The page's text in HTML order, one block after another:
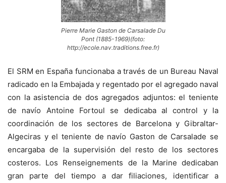
Pierre Marie Gaston de Carsalade Du
Pont (1885-1969)(foto:
http://ecole.nav.traditions.free.fr)
El SRM en España funcionaba a través de un Bureau Naval
radicado en la Embajada y regentado por el agregado naval
con la asistencia de dos agregados adjuntos: el teniente
de navío Antoine Fortoul se dedicaba al control y la
coordinación de los sectores de Barcelona y Gibraltar-
Algeciras y el teniente de navío Gaston de Carsalade se
encargaba de la supervisión del resto de los sectores
costeros. Los Renseignements de la Marine dedicaban
gran parte del tiempo a dar filiaciones, identificar a